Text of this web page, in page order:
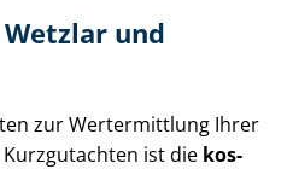
und
zur Wertermittlung Ihrer
ist die kos­